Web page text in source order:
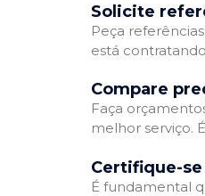
Solicite
Peça
está
Compare
Faça
melhor serviço.
Certifique-
É fundamental